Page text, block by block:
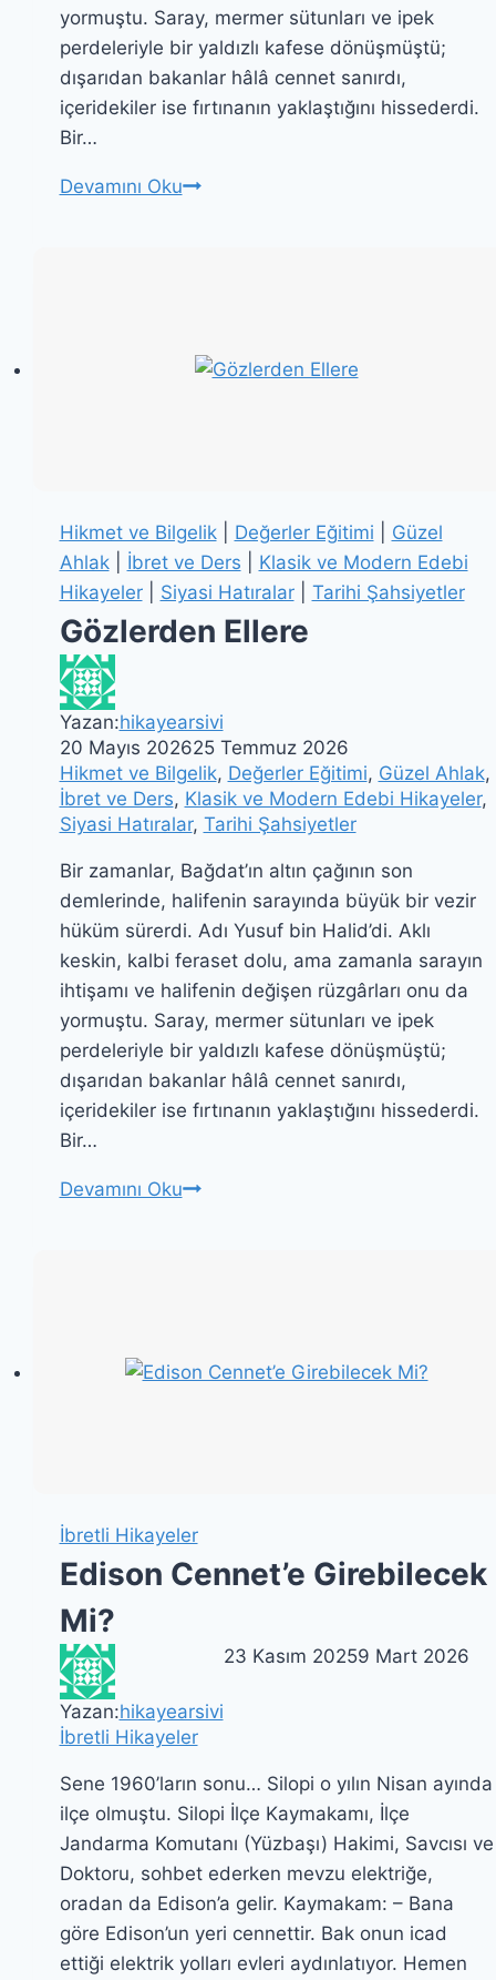
yormuştu. Saray, mermer sütunları ve ipek
perdeleriyle bir yaldızlı kafese dönüşmüştü;
dışarıdan bakanlar hâlâ cennet sanırdı,
içeridekiler ise fırtınanın yaklaştığını hissederdi.
Bir…
Devamını OkuGözlerden
Hikmet ve Bilgelik| Değerler Eğitimi
Güzel
Ahlak| İbret ve Ders
Klasik ve Modern Edebi
Hikayeler| Siyasi Hatıralar| Tarihi Şahsiyetler
Gözlerden Ellere
Yazan:hikayearsivi
20 Mayıs 202625 Temmuz 2026
Hikmet ve Bilgelik, Değerler Eğitimi, Güzel Ahlak,
İbret ve Ders, Klasik ve Modern Edebi Hikayeler,
Siyasi Hatıralar, Tarihi Şahsiyetler
Bir zamanlar, Bağdat’ın altın çağının son
demlerinde, halifenin sarayında büyük bir vezir
hüküm sürerdi. Adı Yusuf bin Halid’di. Aklı
keskin, kalbi feraset dolu, ama zamanla sarayın
ihtişamı ve halifenin değişen rüzgârları onu da
yormuştu. Saray, mermer sütunları ve ipek
perdeleriyle bir yaldızlı kafese dönüşmüştü;
dışarıdan bakanlar hâlâ cennet sanırdı,
içeridekiler ise fırtınanın yaklaştığını hissederdi.
Bir…
Devamını OkuGözlerden
İbretli Hikayeler
Edison Cennet’e Girebilecek
Mi?
Yazan:hikayearsivi
23 Kasım 20259 Mart 2026
İbretli Hikayeler
Sene 1960’ların sonu… Silopi o yılın Nisan ayında
ilçe olmuştu. Silopi İlçe Kaymakamı, İlçe
Jandarma Komutanı (Yüzbaşı) Hakimi, Savcısı ve
Doktoru, sohbet ederken mevzu elektriğe,
oradan da Edison’a gelir. Kaymakam: – Bana
göre Edison’un yeri cennettir. Bak onun icad
ettiği elektrik yolları evleri aydınlatıyor. Hemen